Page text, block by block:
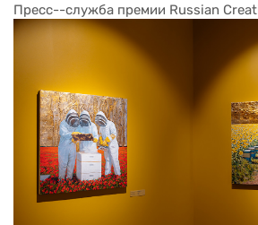
Пресс--служба премии Russian